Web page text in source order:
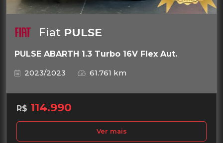
Fiat PULSE
PULSE ABARTH 1.3 Turbo 16V Flex Aut.
2023/2023
61.761 km
R$ 114.990
Ver mais